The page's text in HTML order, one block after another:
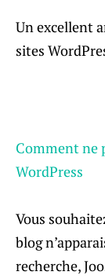
Un excellent
sites
Comment ne
WordPress
Vous
blog
recherche,